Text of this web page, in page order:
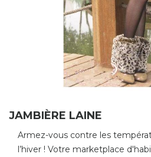
JAMBIÈRE LAINE
Armez-vous contre les
l’hiver ! Votre marketplace